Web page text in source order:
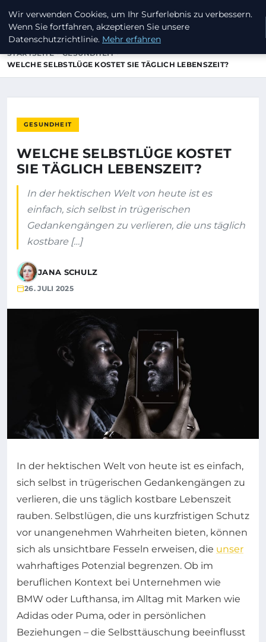
INVESTORENKAPITAL24
STARTSEITE
GESUNDHEIT
WELCHE SELBSTLÜGE KOSTET SIE TÄGLICH LEBENSZEIT?
GESUNDHEIT
WELCHE SELBSTLÜGE KOSTET
SIE TÄGLICH LEBENSZEIT?
In der hektischen Welt von heute ist es
einfach, sich selbst in trügerischen
Gedankengängen zu verlieren, die uns täglich
kostbare […]
JANA SCHULZ
26. JULI 2025
In der hektischen Welt von heute ist es einfach,
sich selbst in trügerischen Gedankengängen zu
verlieren, die uns täglich kostbare Lebenszeit
rauben. Selbstlügen, die uns kurzfristigen Schutz
vor unangenehmen Wahrheiten bieten, können
sich als unsichtbare Fesseln erweisen, die unser
wahrhaftiges Potenzial begrenzen. Ob im
beruflichen Kontext bei Unternehmen wie
BMW oder Lufthansa, im Alltag mit Marken wie
Adidas oder Puma, oder in persönlichen
Beziehungen – die Selbsttäuschung beeinflusst
Wir verwenden Cookies, um Ihr Surferlebnis zu verbessern.
Wenn Sie fortfahren, akzeptieren Sie unsere
Datenschutzrichtlinie. Mehr erfahren